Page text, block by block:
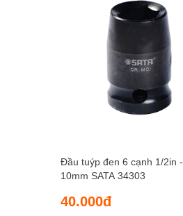
Đầu tuýp đen 6 cạnh 1/2in -
10mm SATA 34303
40.000đ